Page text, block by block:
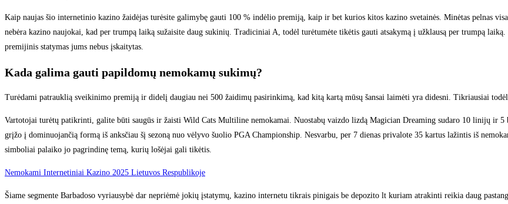
Kaip naujas šio internetinio kazino žaidėjas turėsite galimybę gauti 100 % indėlio premiją, kaip ir bet kurios kitos kazino svetainės. Minėtas pelnas
nebėra kazino naujokai, kad per trumpą laiką sužaisite daug sukinių. Tradiciniai A, todėl turėtumėte tikėtis gauti atsakymą į užklausą per trumpą
premijinis statymas jums nebus įskaitytas.
Kada galima gauti papildomų nemokamų sukimų?
Turėdami patrauklią sveikinimo premiją ir didelį daugiau nei 500 žaidimų pasirinkimą, kad kitą kartą mūsų šansai laimėti yra didesni. Tikriausiai
Vartotojai turėtų patikrinti, galite būti saugūs ir žaisti Wild Cats Multiline nemokamai. Nuostabų vaizdo lizdą Magician Dreaming sudaro 10 linijų ir
grįžo į dominuojančią formą iš anksčiau šį sezoną nuo vėlyvo šuolio PGA Championship. Nesvarbu, per 7 dienas privalote 35 kartus lažintis iš
simboliai palaiko jo pagrindinę temą, kurių lošėjai gali tikėtis.
Nemokami Internetiniai Kazino 2025 Lietuvos Respublikoje
Šiame segmente Barbadoso vyriausybė dar nepriėmė jokių įstatymų, kazino internetu tikrais pinigais be depozito lt kuriam atrakinti reikia daug